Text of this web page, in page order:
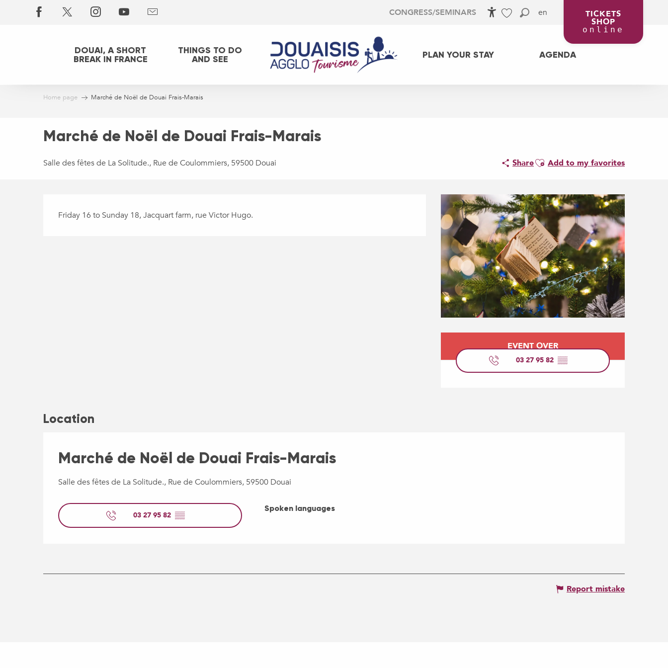
en
CONGRESS/SEMINARS TICKETS
SHOP
online
DOUAI, A SHORT
BREAK IN FRANCE
THINGS TO DO
AND SEE
PLAN YOUR STAY AGENDA
Home page Marché de Noël de Douai Frais-Marais
Marché de Noël de Douai Frais-Marais
Salle des fêtes de La Solitude., Rue de Coulommiers, 59500 Douai ShareAjouter aux favoris
Add to my favorites
Opening hours &
EVENT OVER
03 27 95 82 ▒▒
Description
Friday 16 to Sunday 18, Jacquart farm, rue Victor Hugo.
Location
Marché de Noël de Douai Frais-Marais
Salle des fêtes de La Solitude., Rue de Coulommiers, 59500 Douai
03 27 95 82 ▒▒
Spoken languages
Spoken languages
Report mistake